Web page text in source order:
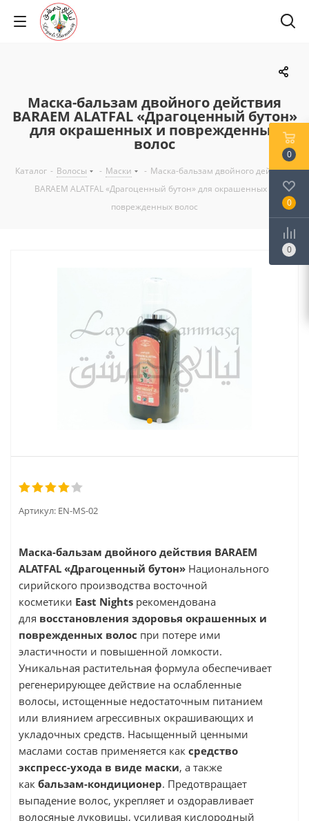
Маска-бальзам двойного действия
BARAEM ALATFAL «Драгоценный бутон»
для окрашенных и поврежденных
волос
Каталог - Волосы - Маски - Маска-бальзам двойного действия
BARAEM ALATFAL «Драгоценный бутон» для окрашенных и
поврежденных волос
Артикул: EN-MS-02
Маска-бальзам двойного действия BARAEM
ALATFAL «Драгоценный бутон» Национального
сирийского производства восточной
косметики East Nights рекомендована
для восстановления здоровья окрашенных и
поврежденных волос при потере ими
эластичности и повышенной ломкости.
Уникальная растительная формула обеспечивает
регенерирующее действие на ослабленные
волосы, истощенные недостаточным питанием
или влиянием агрессивных окрашивающих и
укладочных средств. Насыщенный ценными
маслами состав применяется как средство
экспресс-ухода в виде маски, а также
как бальзам-кондиционер. Предотвращает
выпадение волос, укрепляет и оздоравливает
волосяные луковицы, усиливая кислородный
0
0
0